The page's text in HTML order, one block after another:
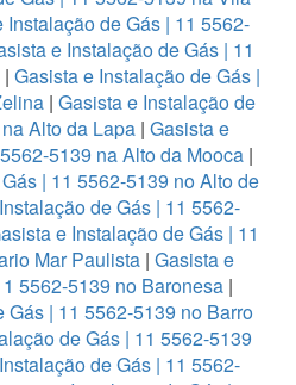
Instalação de Gás | 11 5562-
e Instalação de Gás | 11
| Gasista e Instalação de Gás |
| Gasista e Instalação de
Alto da Lapa| Gasista e
5139 na Alto da Mooca|
| 11 5562-5139 no Alto de
de Gás | 11 5562-
e Instalação de Gás | 11
Mar Paulista | Gasista e
5562-5139 no Baronesa |
| 11 5562-5139 no Barro
de Gás | 11 5562-5139
de Gás | 11 5562-